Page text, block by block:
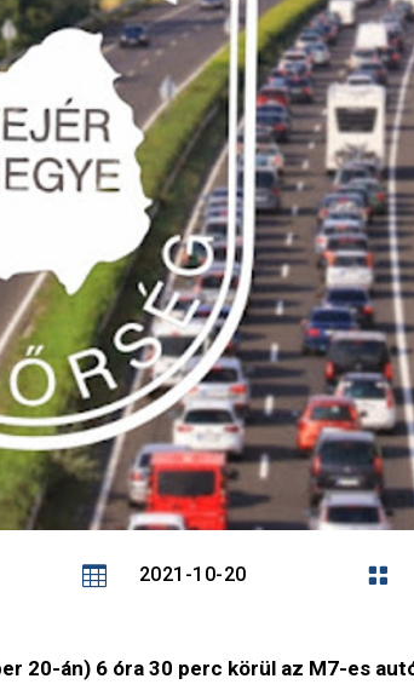
 2021-10-20 
20-án) 6 óra 30 perc körül az M7-es